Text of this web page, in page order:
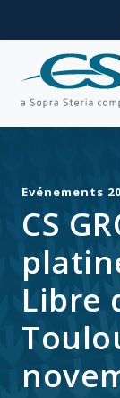
Evénements
CS
Libre